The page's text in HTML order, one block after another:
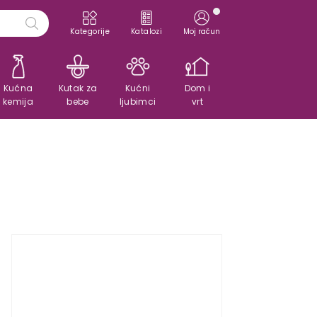
Kategorije Katalozi Moj račun
Kućna
kemija
Kutak za
bebe
Kućni
ljubimci
Dom i
vrt